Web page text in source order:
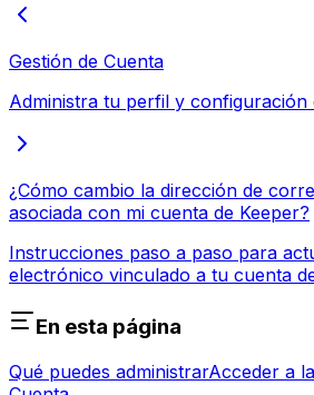
Gestión de Cuenta
Administra tu perfil y configuración
¿Cómo cambio la dirección de
asociada con mi cuenta de Keeper?
Instrucciones paso a paso para
electrónico vinculado a tu cuenta
En esta página
Qué puedes administrarAcceder a